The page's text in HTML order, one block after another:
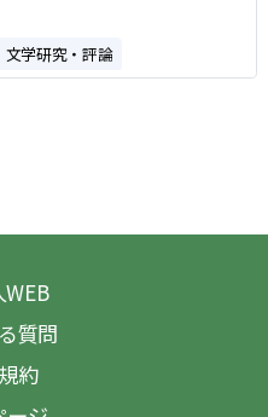
文学研究・評論
質問
約